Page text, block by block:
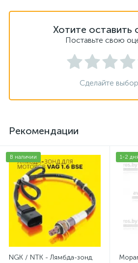
Хотите оставить
Поставьте свою
Сделайте
Рекомендации
В наличии
NGK / NTK - Лямбда-зонд
1-2 дня